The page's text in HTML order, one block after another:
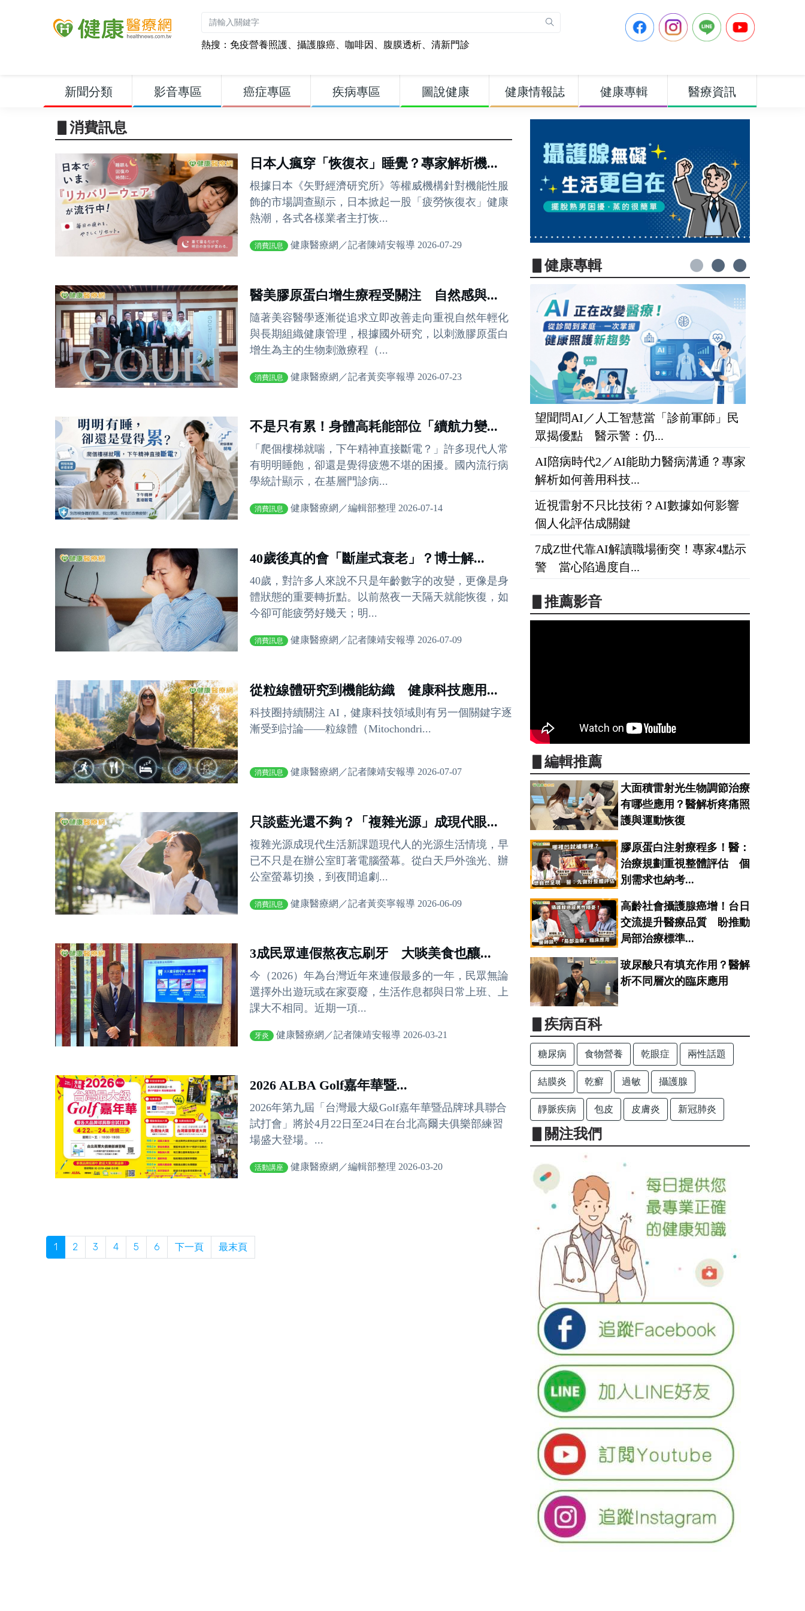
熱搜： 免疫營養照護、 攝護腺癌、 咖啡因、 腹膜透析、 清新門診
新聞分類 影音專區 癌症專區 疾病專區 圖說健康 健康情報誌 健康專輯 醫療資訊
▋消費訊息
日本人瘋穿「恢復衣」睡覺？專家解析機...
根據日本《矢野經濟研究所》等權威機構針對機能性服
飾的市場調查顯示，日本掀起一股「疲勞恢復衣」健康
熱潮，各式各樣業者主打恢...
消費訊息 健康醫療網／記者陳靖安報導 2026-07-29
醫美膠原蛋白增生療程受關注 自然感與...
隨著美容醫學逐漸從追求立即改善走向重視自然年輕化
與長期組織健康管理，根據國外研究，以刺激膠原蛋白
增生為主的生物刺激療程（...
消費訊息 健康醫療網／記者黃奕寧報導 2026-07-23
不是只有累！身體高耗能部位「續航力變...
「爬個樓梯就喘，下午精神直接斷電？」許多現代人常
有明明睡飽，卻還是覺得疲憊不堪的困擾。國內流行病
學統計顯示，在基層門診病...
消費訊息 健康醫療網／編輯部整理 2026-07-14
40歲後真的會「斷崖式衰老」？博士解...
40歲，對許多人來說不只是年齡數字的改變，更像是身
體狀態的重要轉折點。以前熬夜一天隔天就能恢復，如
今卻可能疲勞好幾天；明...
消費訊息 健康醫療網／記者陳靖安報導 2026-07-09
從粒線體研究到機能紡織 健康科技應用...
科技圈持續關注 AI，健康科技領域則有另一個關鍵字逐
漸受到討論——粒線體（Mitochondri...
消費訊息 健康醫療網／記者陳靖安報導 2026-07-07
只談藍光還不夠？「複雜光源」成現代眼...
複雜光源成現代生活新課題現代人的光源生活情境，早
已不只是在辦公室盯著電腦螢幕。從白天戶外強光、辦
公室螢幕切換，到夜間追劇...
消費訊息 健康醫療網／記者黃奕寧報導 2026-06-09
3成民眾連假熬夜忘刷牙 大啖美食也釀...
今（2026）年為台灣近年來連假最多的一年，民眾無論
選擇外出遊玩或在家耍廢，生活作息都與日常上班、上
課大不相同。近期一項...
牙炎 健康醫療網／記者陳靖安報導 2026-03-21
2026 ALBA Golf嘉年華暨...
2026年第九屆「台灣最大級Golf嘉年華暨品牌球具聯合
試打會」將於4月22日至24日在台北高爾夫俱樂部練習
場盛大登場。...
活動講座 健康醫療網／編輯部整理 2026-03-20
1 2 3 4 5 6 下一頁 最末頁
▋健康專輯
望聞問AI／人工智慧當「診前軍師」民
眾揭優點 醫示警：仍...
AI陪病時代2／AI能助力醫病溝通？專家
解析如何善用科技...
近視雷射不只比技術？AI數據如何影響
個人化評估成關鍵
7成Z世代靠AI解讀職場衝突！專家4點示
警 當心陷過度自...
▋推薦影音
▋編輯推薦
大面積雷射光生物調節治療
有哪些應用？醫解析疼痛照
護與運動恢復
膠原蛋白注射療程多！醫：
治療規劃重視整體評估 個
別需求也納考...
高齡社會攝護腺癌增！台日
交流提升醫療品質 盼推動
局部治療標準...
玻尿酸只有填充作用？醫解
析不同層次的臨床應用
▋疾病百科
糖尿病 食物營養 乾眼症 兩性話題
結膜炎 乾癬 過敏 攝護腺
靜脈疾病 包皮 皮膚炎 新冠肺炎
▋關注我們